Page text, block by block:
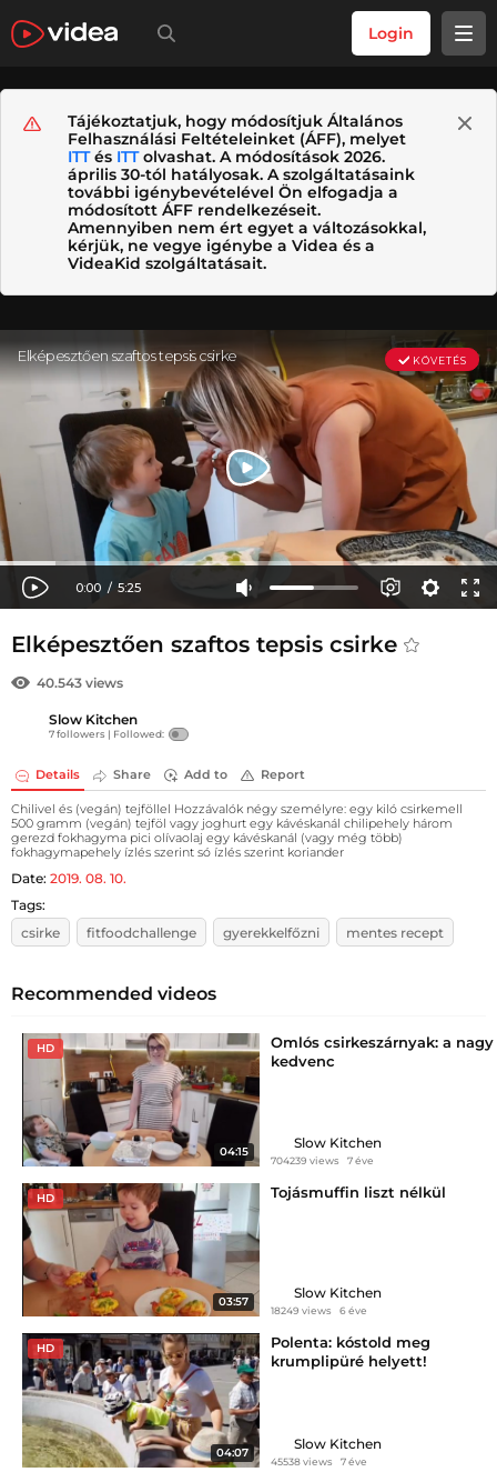
Login
Tájékoztatjuk, hogy módosítjuk Általános
Felhasználási Feltételeinket (ÁFF), melyet
ITTés ITTolvashat. A módosítások 2026.
április 30-tól hatályosak. A szolgáltatásaink
további igénybevételével Ön elfogadja a
módosított ÁFF rendelkezéseit.
Amennyiben nem ért egyet a változásokkal,
kérjük, ne vegye igénybe a Videa és a
VideaKid szolgáltatásait.
Elképesztően szaftos tepsis csirke
40.543 views
Slow Kitchen
7 followers | Followed:
Details Share Add to Report
Chilivel és (vegán) tejföllel Hozzávalók négy személyre: egy kiló csirkemell
500 gramm (vegán) tejföl vagy joghurt egy kávéskanál chilipehely három
gerezd fokhagyma pici olívaolaj egy kávéskanál (vagy még több)
fokhagymapehely ízlés szerint só ízlés szerint koriander
Date: 2019. 08. 10.
Tags:
csirke
fitfoodchallenge gyerekkelfőzni mentes recept
Recommended videos
HD
04:15
Omlós csirkeszárnyak: a nagy
kedvenc
Slow Kitchen
704239 views 7 éve
HD
03:57
Tojásmuffin liszt nélkül
Slow Kitchen
18249 views 6 éve
HD
04:07
Polenta: kóstold meg
krumplipüré helyett!
Slow Kitchen
45538 views 7 éve